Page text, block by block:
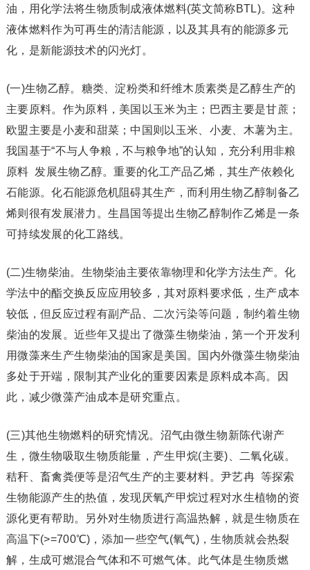
油，用化学法将生物质制成液体燃料(英文简称BTL)。这种
液体燃料作为可再生的清洁能源，以及其具有的能源多元
化，是新能源技术的闪光灯。
(一)生物乙醇。糖类、淀粉类和纤维木质素类是乙醇生产的
主要原料。作为原料，美国以玉米为主；巴西主要是甘蔗；
欧盟主要是小麦和甜菜；中国则以玉米、小麦、木薯为主。
我国基于“不与人争粮，不与粮争地”的认知，充分利用非粮
原料 发展生物乙醇。重要的化工产品乙烯，其生产依赖化
石能源。化石能源危机阻碍其生产，而利用生物乙醇制备乙
烯则很有发展潜力。生昌国等提出生物乙醇制作乙烯是一条
可持续发展的化工路线。
(二)生物柴油。生物柴油主要依靠物理和化学方法生产。化
学法中的酯交换反应应用较多，其对原料要求低，生产成本
较低，但反应过程有副产品、二次污染等问题，制约着生物
柴油的发展。近些年又提出了微藻生物柴油，第一个开发利
用微藻来生产生物柴油的国家是美国。国内外微藻生物柴油
多处于开端，限制其产业化的重要因素是原料成本高。因
此，减少微藻产油成本是研究重点。
(三)其他生物燃料的研究情况。沼气由微生物新陈代谢产
生，微生物吸取生物质能量，产生甲烷(主要)、二氧化碳。
秸秆、畜禽粪便等是沼气生产的主要材料。尹艺冉 等探索
生物能源产生的热值，发现厌氧产甲烷过程对水生植物的资
源化更有帮助。另外对生物质进行高温热解，就是生物质在
高温下(>=700℃)，添加一些空气(氧气)，生物质就会热裂
解，生成可燃混合气体和不可燃气体。此气体是生物质燃